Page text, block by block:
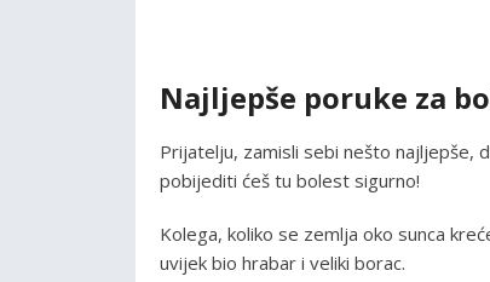
Najljepše poruke za
Prijatelju, zamisli sebi nešto najljepše,
pobijediti ćeš tu bolest sigurno!
Kolega, koliko se zemlja oko sunca
uvijek bio hrabar i veliki borac.